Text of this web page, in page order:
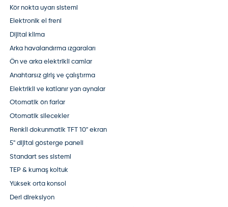
Kör nokta uyarı sistemi
Elektronik el freni
Dijital klima
Arka havalandırma ızgaraları
Ön ve arka elektrikli camlar
Anahtarsız giriş ve çalıştırma
Elektrikli ve katlanır yan aynalar
Otomatik ön farlar
Otomatik silecekler
Renkli dokunmatik TFT 10" ekran
5" dijital gösterge paneli
Standart ses sistemi
TEP & kumaş koltuk
Yüksek orta konsol
Deri direksiyon